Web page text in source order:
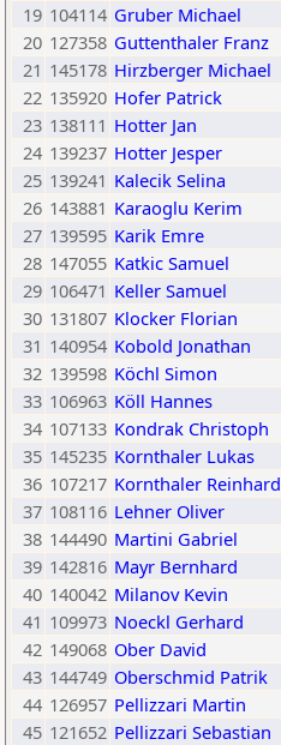
19 104114 Gruber Michael
20 127358 Guttenthaler Franz
21 145178 Hirzberger Michael
22 135920 Hofer Patrick
23 138111 Hotter Jan
24 139237 Hotter Jesper
25 139241 Kalecik Selina
26 143881 Karaoglu Kerim
27 139595 Karik Emre
28 147055 Katkic Samuel
29 106471 Keller Samuel
30 131807 Klocker Florian
31 140954 Kobold Jonathan
32 139598 Köchl Simon
33 106963 Köll Hannes
34 107133 Kondrak Christoph
35 145235 Kornthaler Lukas
36 107217 Kornthaler Reinhard
37 108116 Lehner Oliver
38 144490 Martini Gabriel
39 142816 Mayr Bernhard
40 140042 Milanov Kevin
41 109973 Noeckl Gerhard
42 149068 Ober David
43 144749 Oberschmid Patrik
44 126957 Pellizzari Martin
45 121652 Pellizzari Sebastian